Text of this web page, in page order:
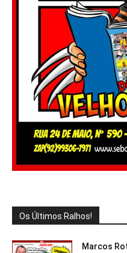
Os Últimos Ralhos!
Marcos